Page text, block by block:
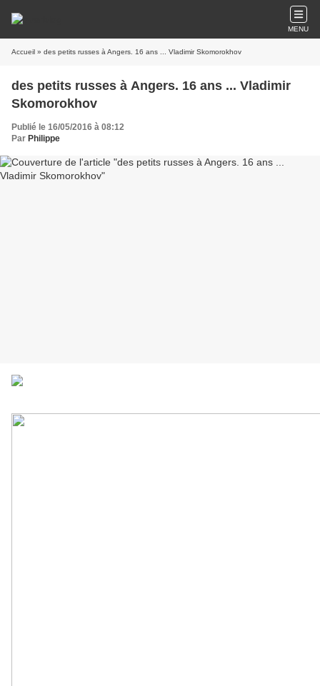
MENU
Accueil » des petits russes à Angers. 16 ans ... Vladimir Skomorokhov
des petits russes à Angers. 16 ans ... Vladimir
Skomorokhov
Publié le 16/05/2016 à 08:12
Par Philippe